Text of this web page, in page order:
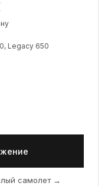
Legacy 650
самолет→